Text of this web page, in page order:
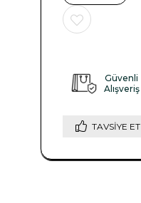
Güvenli
Alışveriş
TAVSIYE ET